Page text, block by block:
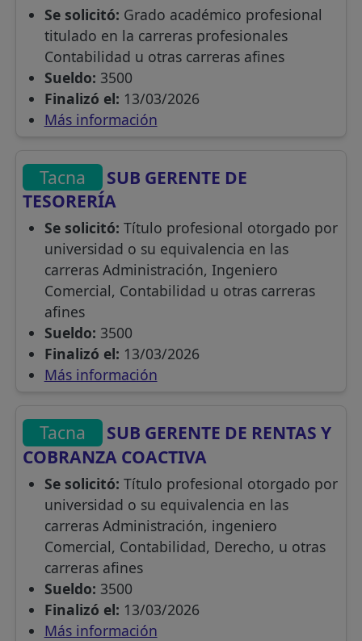
Se solicitó: Grado académico profesional
titulado en la carreras profesionales
Contabilidad u otras carreras afines
Sueldo: 3500
Finalizó el: 13/03/2026
Más información
Tacna
SUB GERENTE DE
TESORERÍA
Se solicitó: Título profesional otorgado por
universidad o su equivalencia en las
carreras Administración, Ingeniero
Comercial, Contabilidad u otras carreras
afines
Sueldo: 3500
Finalizó el: 13/03/2026
Más información
Tacna
SUB GERENTE DE RENTAS Y
COBRANZA COACTIVA
Se solicitó: Título profesional otorgado por
universidad o su equivalencia en las
carreras Administración, ingeniero
Comercial, Contabilidad, Derecho, u otras
carreras afines
Sueldo: 3500
Finalizó el: 13/03/2026
Más información